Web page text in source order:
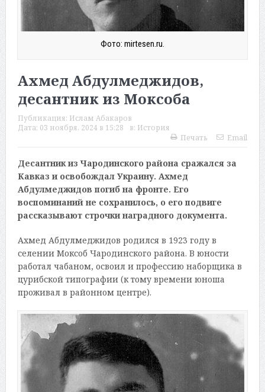
Фото: mirtesen.ru.
Ахмед Абдулмеджидов,
десантник из Моксоба
Публикация: Ислам Абакаров
Дата: 03 ноября, 2024 в 15:28 в: История
Печать
Email
Десантник из Чародинского района сражался за
Кавказ и освобождал Украину. Ахмед
Абдулмеджидов погиб на фронте. Его
воспоминаний не сохранилось, о его подвиге
рассказывают строчки наградного документа.
Ахмед Абдулмеджидов родился в 1923 году в
селении Моксоб Чародинского района. В юности
работал чабаном, освоил и профессию наборщика в
цурибской типографии (к тому времени юноша
проживал в районном центре).